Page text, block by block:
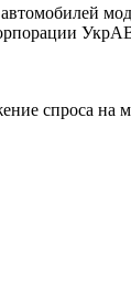
спроса